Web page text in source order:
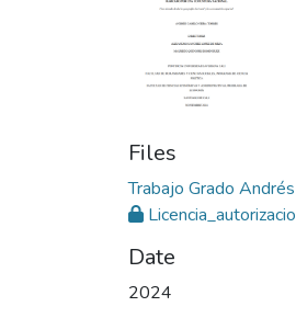
Files
Trabajo Grado
Date
2024